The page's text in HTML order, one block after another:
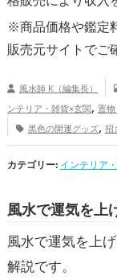
※商品価格や鑑定
販売元サイトでご
風水師 K（編集長）
ンテリア・雑貨×玄関, 置
黒色の開運グッズ, 招
康運アップ,家庭運・家族
カテゴリー: インテリア
風水で運気を上
風水で運気を上
解説です。